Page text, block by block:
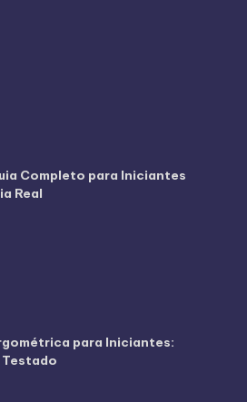
Completo para Iniciantes
Real
para Iniciantes: